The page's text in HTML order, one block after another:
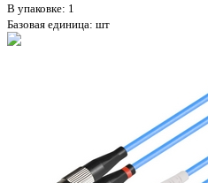
В упаковке: 1
Базовая единица: шт